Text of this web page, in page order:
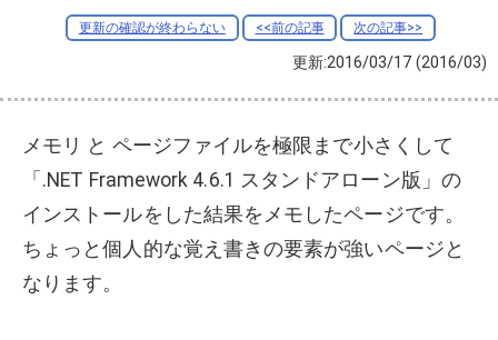
更新の確認が終わらない <<前の記事 次の記事>>
更新:2016/03/17 (2016/03)
メモリ と ページファイルを極限まで小さくして
「.NET Framework 4.6.1 スタンドアローン版」の
インストールをした結果をメモしたページです。
ちょっと個人的な覚え書きの要素が強いページと
なります。